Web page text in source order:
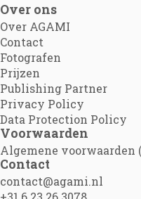
Over ons
Over AGAMI
Contact
Fotografen
Prijzen
Publishing Partner
Privacy Policy
Data Protection Policy
Voorwaarden
Algemene voorwaarden
Contact
contact@agami.nl